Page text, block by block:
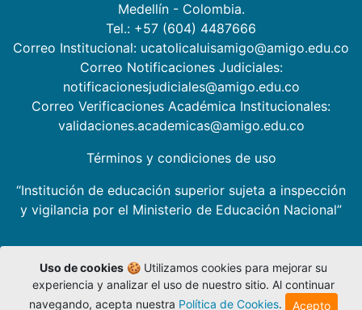
Medellín - Colombia.
Tel.: +57 (604) 4487666
Correo Institucional: ucatolicaluisamigo@amigo.edu.co
Correo Notificaciones Judiciales:
notificacionesjudiciales@amigo.edu.co
Correo Verificaciones Académica Institucionales:
validaciones.academicas@amigo.edu.co
Términos y condiciones de uso
“Institución de educación superior sujeta a inspección
y vigilancia por el Ministerio de Educación Nacional”
Uso de cookies🍪 Utilizamos cookies para mejorar su
experiencia y analizar el uso de nuestro sitio. Al continuar
navegando, acepta nuestra Política de Cookies. Acepto